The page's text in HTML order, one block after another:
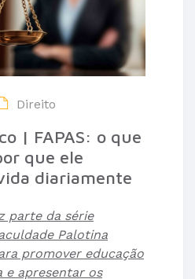
Direito
| FAPAS: o que
que ele
diariamente
parte da série
Palotina
promover educação
e apresentar os